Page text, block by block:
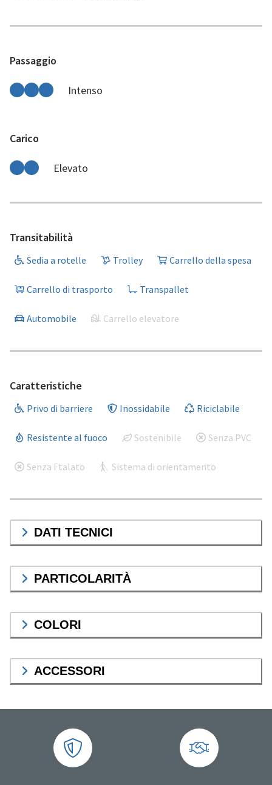
Passaggio
Intenso
Carico
Elevato
Transitabilità
Sedia a rotelle Trolley Carrello della spesa
Carrello di trasporto Transpallet
Automobile Carrello elevatore
Caratteristiche
Privo di barriere Inossidabile Riciclabile
Resistente al fuoco Sostenibile Senza PVC
Senza Ftalato Sistema di orientamento
DATI TECNICI
PARTICOLARITÀ
COLORI
ACCESSORI